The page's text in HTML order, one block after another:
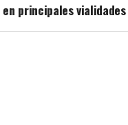
principales vialidades